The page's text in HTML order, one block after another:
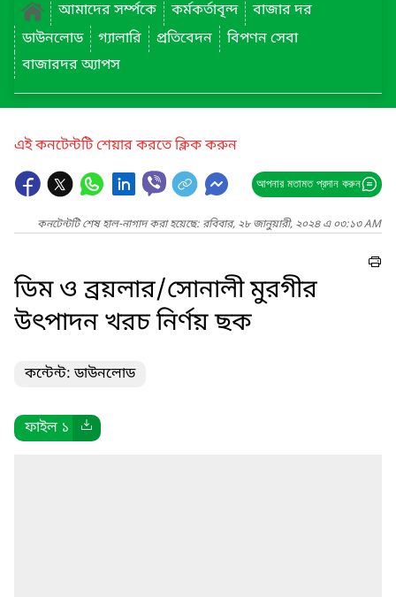
আমাদের সর্ম্পকে
কর্মকর্তাবৃন্দ
বাজার দর
ডাউনলোড
গ্যালারি প্রতিবেদন
বিপণন সেবা
বাজারদর অ্যাপস
এই কনটেন্টটি শেয়ার করতে ক্লিক করুন
আপনার মতামত প্রদান করুন
কনটেন্টটি শেষ হাল-নাগাদ করা হয়েছে: রবিবার, ২৮ জানুয়ারী, ২০২৪ এ ০৩:১৩ AM
ডিম ও ব্রয়লার/সোনালী মুরগীর
উৎপাদন খরচ নির্ণয় ছক
কন্টেন্ট: ডাউনলোড
ফাইল ১